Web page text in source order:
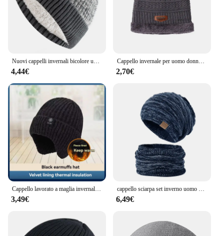
Nuovi cappelli invernali bicolore unisex Aggiungi foderati in pelliccia per uomo e donna Berretto caldo moda Cappelli lavorati a maglia invernali casual
4,44€
Cappello invernale per uomo donna Pullover cappello sciarpa vestito più velluto foderato in pile bambini spesso caldo berretto cappello lavorato a maglia maschile Caps
2,70€
Cappello lavorato a maglia invernale da uomo all'aperto Peluche Calore Berretto con visiera Paraorecchie Moda casual Foderato in pelliccia sintetica Cappelli bomber Protezione per le orecchie da ciclismo
3,49€
cappello sciarpa set inverno uomo berretti lavorati a maglia per donna sci all'aperto ciclismo collo in peluche caldo berretto antivento famle lana addensare berretti
6,49€